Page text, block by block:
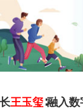
王玉玺∶融入